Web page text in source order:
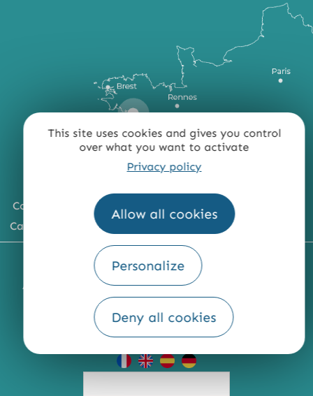
This site uses cookies and gives you control
over what you want to activate
Privacy policy
Allow all cookies
Personalize
Deny all cookies
Comment venir ?
Carte du territoire
MENTIONS LÉGALES PLAN DU SITE
ACCESSIBILITÉ : NON CONFORME
QUI SOMMES-NOUS ?